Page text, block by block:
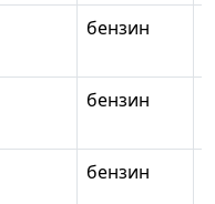
бензин
бензин
бензин